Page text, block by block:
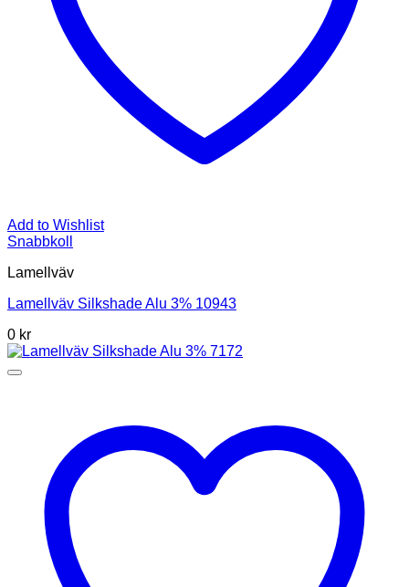
Add to Wishlist
Snabbkoll
Lamellväv
Lamellväv Silkshade Alu 3% 10943
0 kr